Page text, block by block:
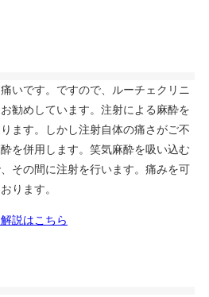
いです。ですので、ルーチェクリニ
勧めしています。注射による麻酔を
ます。しかし注射自体の痛さがご不
を併用します。笑気麻酔を吸い込む
その間に注射を行います。痛みを可
ります。
説はこちら